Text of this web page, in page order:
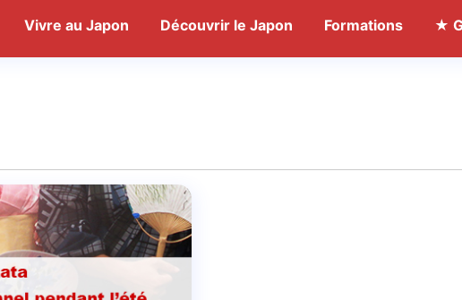
Vivre au Japon Découvrir le Japon Formations ★